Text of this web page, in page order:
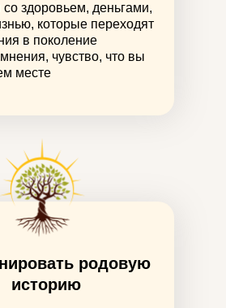
здоровьем, деньгами,
которые переходят
в поколение
чувство, что вы
месте
родовую
историю